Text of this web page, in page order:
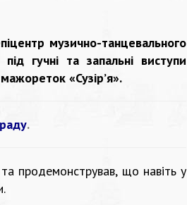
музично-танцевального
гучні та запальні виступи
«Сузір’я».
.
та продемонстрував, що навіть у